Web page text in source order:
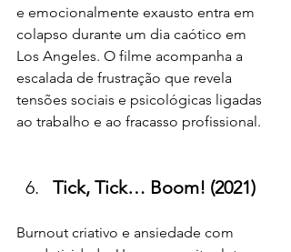
e emocionalmente exausto entra em
colapso durante um dia caótico em
Los Angeles. O filme acompanha a
escalada de frustração que revela
tensões sociais e psicológicas ligadas
ao trabalho e ao fracasso profissional.
Tick, Tick… Boom! (2021)
Burnout criativo e ansiedade com